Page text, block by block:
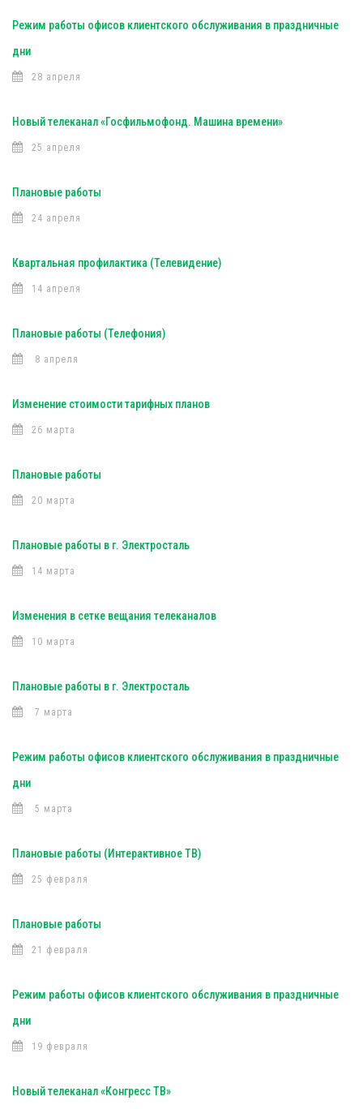
Режим работы офисов клиентского обслуживания в праздничные
дни
28 апреля
Новый телеканал «Госфильмофонд. Машина времени»
25 апреля
Плановые работы
24 апреля
Квартальная профилактика (Телевидение)
14 апреля
Плановые работы (Телефония)
8 апреля
Изменение стоимости тарифных планов
26 марта
Плановые работы
20 марта
Плановые работы в г. Электросталь
14 марта
Изменения в сетке вещания телеканалов
10 марта
Плановые работы в г. Электросталь
7 марта
Режим работы офисов клиентского обслуживания в праздничные
дни
5 марта
Плановые работы (Интерактивное ТВ)
25 февраля
Плановые работы
21 февраля
Режим работы офисов клиентского обслуживания в праздничные
дни
19 февраля
Новый телеканал «Конгресс ТВ»